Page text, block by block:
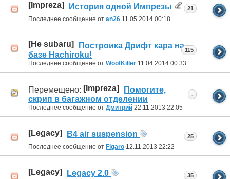
[Impreza] История одной Импрезы
Последнее сообщение от an26 11.05.2014 00:18
21
[Не subaru]
Построика Дрифт кара на
базе Hachiroku!
Последнее сообщение от WoofKiller 11.04.2014 00:33
115
Перемещено: [Impreza]
Помогите,
скрип в багажном отделении
Последнее сообщение от Дмитрий 22.11.2013 22:05
-
[Legacy] B4 air suspension
Последнее сообщение от Figaro 12.11.2013 22:22
25
[Legacy] Legacy 2.0 35